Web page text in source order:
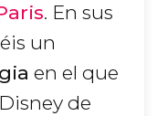
. En sus
un
en el que
de